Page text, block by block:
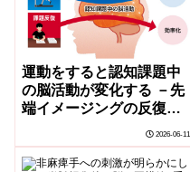
運動をすると認知課題中
の脳活動が変化する －先
端イメージングの反復計
繰り返しによる影響を分
離し、脳活動変化を可視
2026-06-11